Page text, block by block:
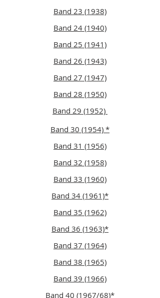
Band 23 (1938)
Band 24 (1940)
Band 25 (1941)
Band 26 (1943)
Band 27 (1947)
Band 28 (1950)
Band 29 (1952)
Band 30 (1954) *
Band 31 (1956)
Band 32 (1958)
Band 33 (1960)
Band 34 (1961)*
Band 35 (1962)
Band 36 (1963)*
Band 37 (1964)
Band 38 (1965)
Band 39 (1966)
Band 40 (1967/68)*